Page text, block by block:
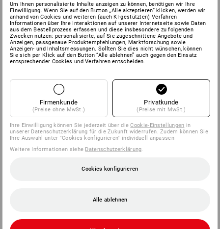
Um Ihnen personalisierte Inhalte anzeigen zu können, benötigen wir Ihre
Einwilligung. Wenn Sie auf den Button „Alle akzeptieren“ klicken, werden wir
anhand von Cookies und weiteren (auch KI-gestützten) Verfahren
Informationen über Ihre Interaktionen auf unserer Internetseite sowie Daten
aus dem Bestellprozess erfassen und diese insbesondere zu folgenden
Zwecken nutzen: personalisierte, auf Sie zugeschnittene Angebote und
Anzeigen, passgenaue Produktempfehlungen, Marktforschung sowie
Anzeigen- und Inhaltsmessungen. Sollten Sie dies nicht wünschen, können
Sie sich per Klick auf den Button “Alle ablehnen” auch gegen den Einsatz
entsprechender Cookies und Verfahren entscheiden.
Firmenkunde
(Preise ohne MwSt.)
Privatkunde
(Preise mit MwSt.)
Ihre Einwilligung können Sie jederzeit über dieCookie-Einstellungen in
unserer Datenschutzerklärung für die Zukunft widerrufen. Zudem können Sie
Ihre Auswahl unter "Cookies konfigurieren" individuell anpassen
Weitere Informationen siehe Datenschutzerklärung
Cookies konfigurieren
Alle ablehnen